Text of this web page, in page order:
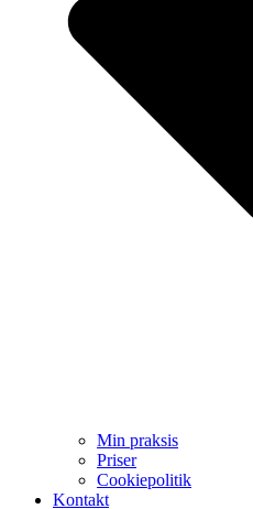
Min praksis
Priser
Cookiepolitik
Kontakt